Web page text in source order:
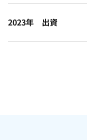
2023年 出資